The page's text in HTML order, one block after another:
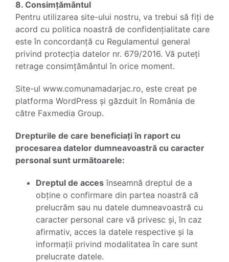
8. Consimțământul
Pentru utilizarea site-ului nostru, va trebui să fiți de
acord cu politica noastră de confidențialitate care
este în concordanță cu Regulamentul general
privind protecția datelor nr. 679/2016. Vă puteți
retrage consimțământul în orice moment.
Site-ul www.comunamadarjac.ro, este creat pe
platforma WordPress și găzduit în România de
către Faxmedia Group.
Drepturile de care beneficiați în raport cu
procesarea datelor dumneavoastră cu caracter
personal sunt următoarele:
Dreptul de acces înseamnă dreptul de a
obține o confirmare din partea noastră că
prelucrăm sau nu datele dumneavoastră cu
caracter personal care vă privesc și, în caz
afirmativ, acces la datele respective și la
informații privind modalitatea în care sunt
prelucrate datele.